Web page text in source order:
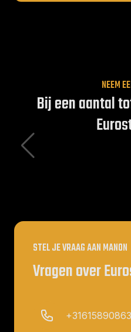
NEEM
Bij een aantal
STEL JE VRAAG AAN MANON
Vragen over
+31615890863